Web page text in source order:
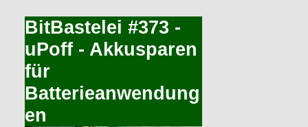
BitBastelei #373 -
uPoff - Akkusparen
für
Batterieanwendung
en